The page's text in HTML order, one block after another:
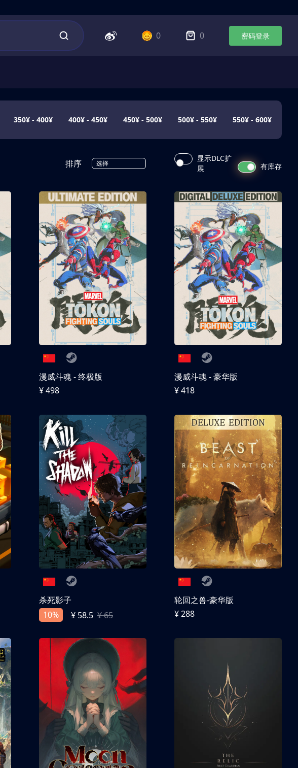
0 0 密码登录
350¥ - 400¥ 400¥ - 450¥ 450¥ - 500¥ 500¥ - 550¥ 550¥ - 600¥
排序 选择
显示DLC扩
展
有库存
漫威斗魂 - 终极版
¥ 498
漫威斗魂 - 豪华版
¥ 418
杀死影子
10%
¥ 58.5 ¥ 65
轮回之兽-豪华版
¥ 288